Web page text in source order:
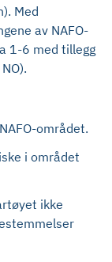
Med
av NAFO-
1-6 med tillegg
området.
i området
ikke